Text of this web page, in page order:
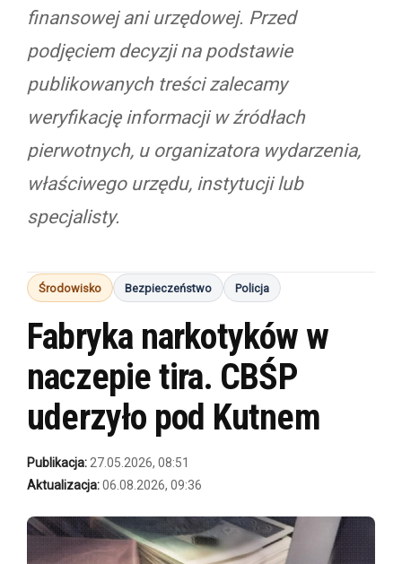
finansowej ani urzędowej. Przed
podjęciem decyzji na podstawie
publikowanych treści zalecamy
weryfikację informacji w źródłach
pierwotnych, u organizatora wydarzenia,
właściwego urzędu, instytucji lub
specjalisty.
Środowisko Bezpieczeństwo Policja
Fabryka narkotyków w
naczepie tira. CBŚP
uderzyło pod Kutnem
Publikacja:27.05.2026, 08:51
Aktualizacja:06.08.2026, 09:36